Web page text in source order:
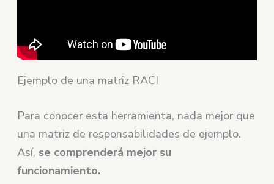
Ejemplo de una matriz RACI
Para conocer esta herramienta, nada mejor que
una matriz de responsabilidades de ejemplo.
Así, se comprenderá mejor su
funcionamiento.